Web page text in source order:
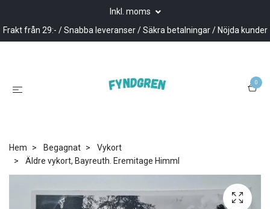
Inkl. moms
Frakt från 29:- / Snabba leveranser / Säkra betalningar / Nöjda kunder
0
Hem Begagnat
Vykort
Äldre vykort, Bayreuth. Eremitage Himml